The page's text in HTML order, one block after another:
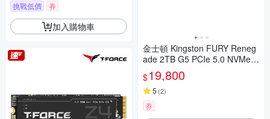
挑戰低價 券
加入購物車
金士頓 Kingston FURY Reneg
ade 2TB G5 PCIe 5.0 NVMe
M.2 2048GB SFYR2S/2T0 SS
D 固態硬碟
$19,800
5 (2)
券